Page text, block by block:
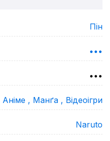
Пін
•••
•••
Аніме , Манґа , Відеоігри
Naruto